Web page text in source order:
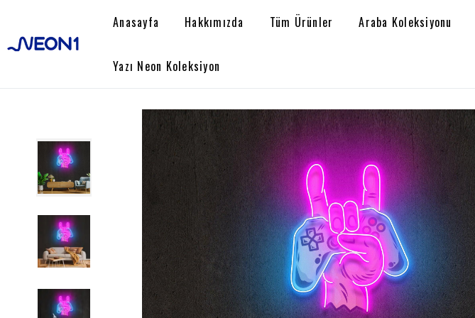
Anasayfa Hakkımızda Tüm Ürünler Araba Koleksiyonu
Yazı Neon Koleksiyon